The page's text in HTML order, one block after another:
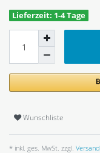
Lieferzeit: 1-4 Tage
Wunschliste
* inkl. ges. MwSt. zzgl.